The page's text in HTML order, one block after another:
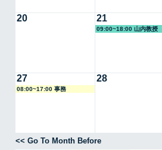
20 21
09:00~18:00 山内教授
27
08:00~17:00 事務
28
<< Go To Month Before